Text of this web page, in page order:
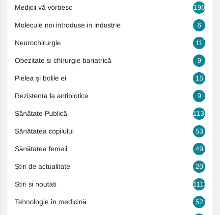
Medicii vă vorbesc 190
Molecule noi introduse in industrie 6
Neurochirurgie 11
Obezitate si chirurgie bariatrică 9
Pielea și bolile ei 15
Rezistența la antibiotice 9
Sănătate Publică 1131
Sănătatea copilului 53
Sănătatea femeii 49
Știri de actualitate 20
Stiri si noutati 1113
Tehnologie în medicină 52